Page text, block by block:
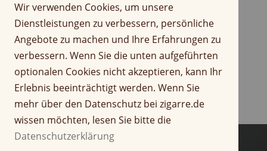
s
p
r
n
g
e
n
Z
u
A
n
f
a
g
Wir verwenden Cookies, um unsere
Dienstleistungen zu verbessern, persönliche
Angebote zu machen und Ihre Erfahrungen zu
verbessern. Wenn Sie die unten aufgeführten
optionalen Cookies nicht akzeptieren, kann Ihr
Erlebnis beeinträchtigt werden. Wenn Sie
mehr über den Datenschutz bei zigarre.de
wissen möchten, lesen Sie bitte die
Datenschutzerklärung